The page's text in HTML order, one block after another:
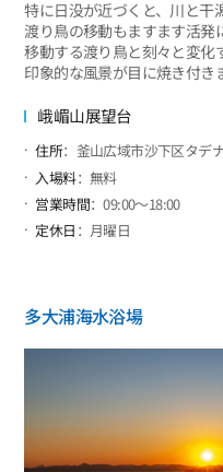
特に日没が近づくと、川と干
渡り鳥の移動もますます活発
移動する渡り鳥と刻々と変化
印象的な風景が目に焼き付き
峨嵋山展望台
住所：釜山広域市沙下区タデ
入場料：無料
営業時間：09:00～18:00
定休日 ：月曜日
多大浦海水浴場